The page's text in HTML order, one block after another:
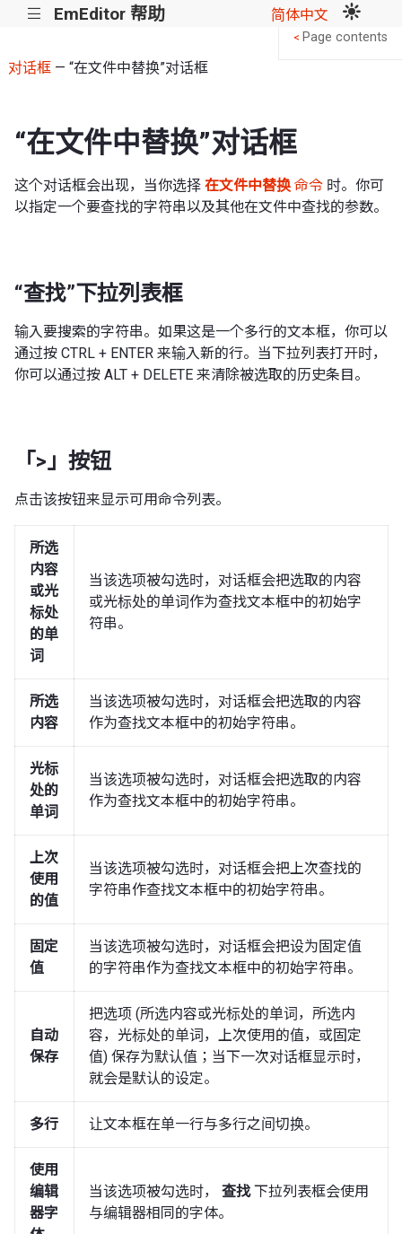
||| EmEditor 帮助 简体中文
对话框— “在文件中替换”对话框
“在文件中替换”对话框
这个对话框会出现，当你选择 在文件中替换 命令 时。你可
以指定一个要查找的字符串以及其他在文件中查找的参数。
“查找”下拉列表框
输入要搜索的字符串。如果这是一个多行的文本框，你可以
通过按 CTRL + ENTER 来输入新的行。当下拉列表打开时，
你可以通过按 ALT + DELETE 来清除被选取的历史条目。
「>」按钮
点击该按钮来显示可用命令列表。
所选
内容
或光
标处
的单
词
当该选项被勾选时，对话框会把选取的内容
或光标处的单词作为查找文本框中的初始字
符串。
所选
内容
当该选项被勾选时，对话框会把选取的内容
作为查找文本框中的初始字符串。
光标
处的
单词
当该选项被勾选时，对话框会把选取的内容
作为查找文本框中的初始字符串。
上次
使用
的值
当该选项被勾选时，对话框会把上次查找的
字符串作查找文本框中的初始字符串。
固定
值
当该选项被勾选时，对话框会把设为固定值
的字符串作为查找文本框中的初始字符串。
自动
保存
把选项 (所选内容或光标处的单词，所选内
容，光标处的单词，上次使用的值，或固定
值) 保存为默认值；当下一次对话框显示时，
就会是默认的设定。
多行 让文本框在单一行与多行之间切换。
使用
编辑
器字
当该选项被勾选时， 查找下拉列表框会使用
与编辑器相同的字体。
< Page contents